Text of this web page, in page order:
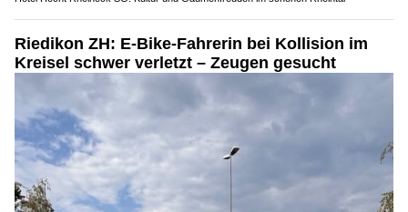
Riedikon ZH: E-Bike-Fahrerin bei Kollision im
Kreisel schwer verletzt – Zeugen gesucht